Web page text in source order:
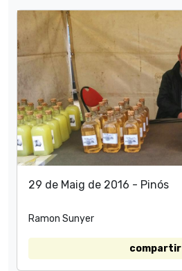
29 de Maig de 2016 - Pinós
Ramon Sunyer
compartir